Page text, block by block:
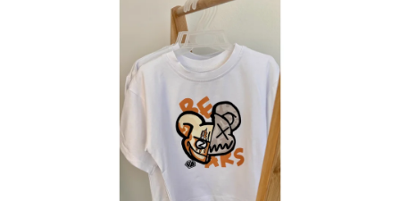
hviezdičiek.